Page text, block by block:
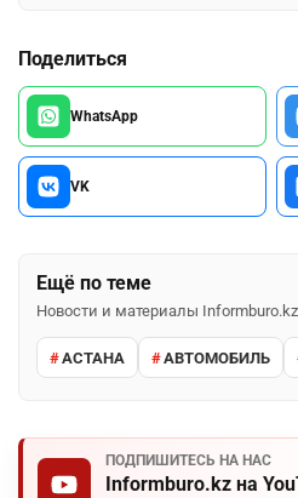
Поделиться
WhatsApp
VK
Ещё по теме
Новости и материалы
АСТАНА АВТОМОБИЛЬ
ПОДПИШИТЕСЬ НА НАС
Informburo.kz на